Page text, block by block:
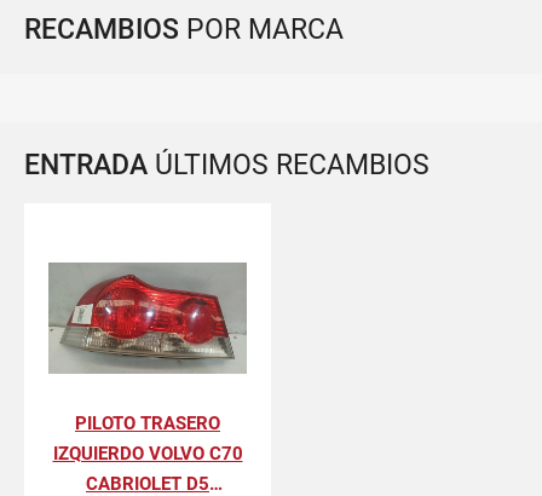
RECAMBIOS POR MARCA
ENTRADA ÚLTIMOS RECAMBIOS
PILOTO TRASERO
IZQUIERDO VOLVO C70
CABRIOLET D5